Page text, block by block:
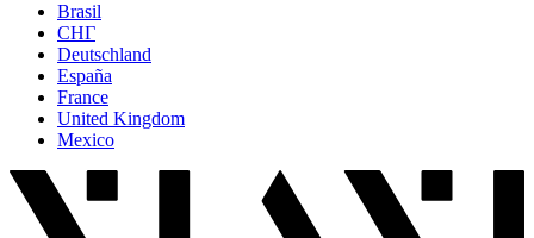
Brasil
СНГ
Deutschland
España
France
United Kingdom
Mexico